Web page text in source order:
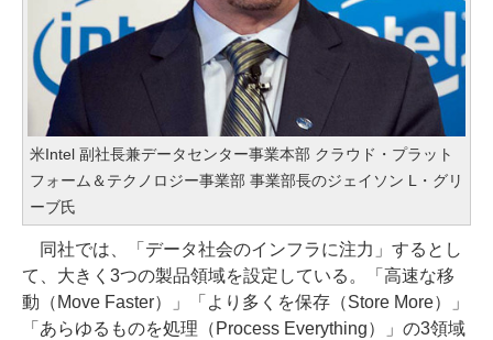
米Intel 副社長兼データセンター事業本部 クラウド・プラット
フォーム＆テクノロジー事業部 事業部長のジェイソン L・グリ
ーブ氏
同社では、「データ社会のインフラに注力」するとし
て、大きく3つの製品領域を設定している。「高速な移
動（Move Faster）」「より多くを保存（Store More）」
「あらゆるものを処理（Process Everything）」の3領域